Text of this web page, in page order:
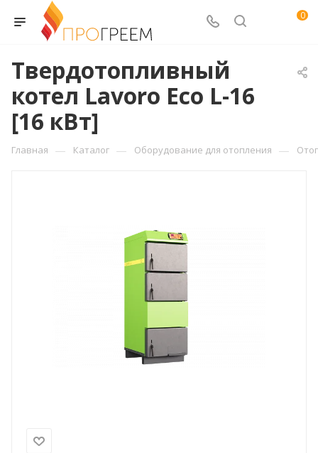
0
Твердотопливный
котел Lavoro Eco L-16
[16 кВт]
Главная — Каталог — Оборудование для отопления —